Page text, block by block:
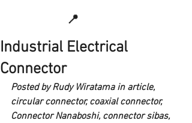
📍
Industrial Electrical
Connector
Posted by Rudy Wiratama in article,
circular connector, coaxial connector,
Connector Nanaboshi, connector sibas,